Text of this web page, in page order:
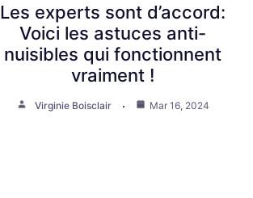
Les experts sont d’accord:
Voici les astuces anti-
nuisibles qui fonctionnent
vraiment !
Virginie Boisclair Mar 16, 2024